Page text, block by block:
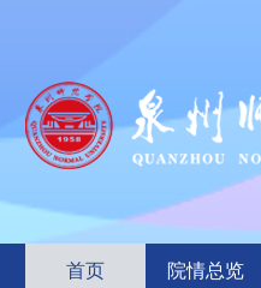
首页 院情总览